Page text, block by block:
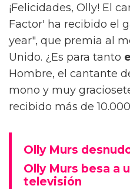
¡Felicidades, Olly! El
Factor' ha recibido el
year", que premia al
Unido. ¿Es para tanto
Hombre, el cantante
mono y muy
recibido más de
Olly Murs
Olly Murs besa a
televisión